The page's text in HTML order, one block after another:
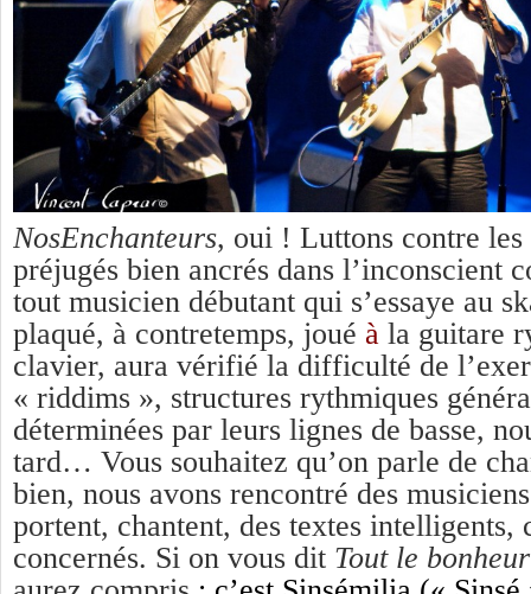
NosEnchanteurs, oui ! Luttons contre les
préjugés bien ancrés dans l’inconscient
tout musicien débutant qui s’essaye au
plaqué, à contretemps, joué à la guitare
clavier, aura vérifié la difficulté de
« riddims », structures rythmiques
déterminées par leurs lignes de basse,
tard… Vous souhaitez qu’on parle de
bien, nous avons rencontré des
portent, chantent, des textes intelligents,
concernés. Si on vous dit Tout le